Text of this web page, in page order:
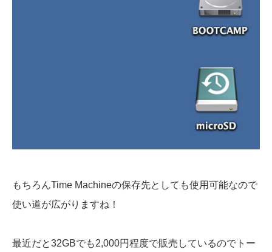
もちろんTime Machineの保存先としても使用可能なので
使い道が広がりますね！
最近だと32GBでも2,000円程度で販売しているのでトー